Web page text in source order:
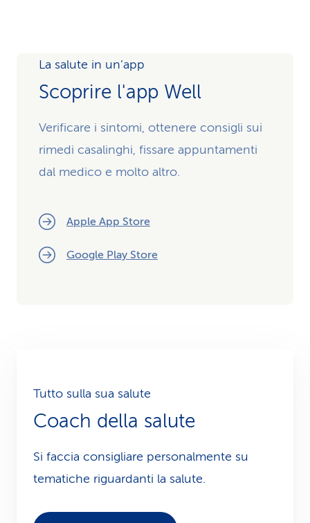
La salute in un’app
Scoprire l'app Well
Verificare i sintomi, ottenere consigli sui
rimedi casalinghi, fissare appuntamenti
dal medico e molto altro.
Apple App Store
Google Play Store
Tutto sulla sua salute
Coach della salute
Si faccia consigliare personalmente su
tematiche riguardanti la salute.